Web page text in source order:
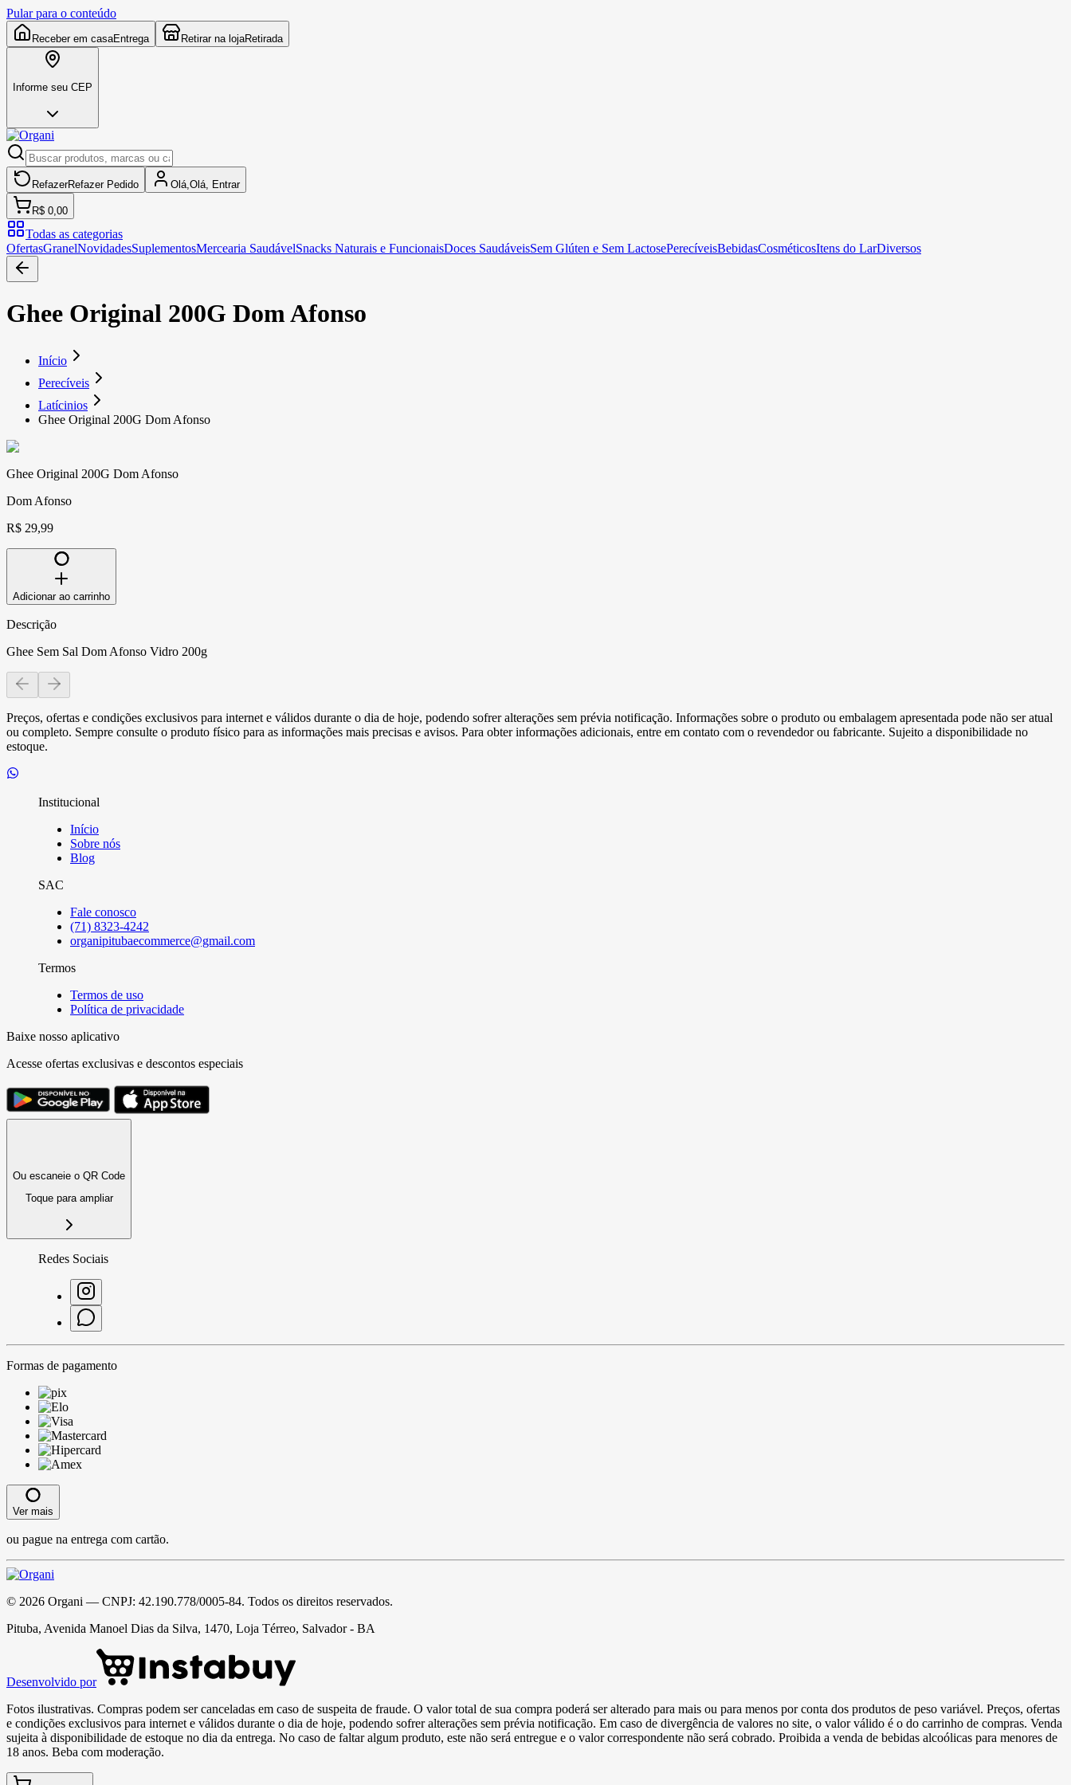
Pular para o conteúdo
Receber em casaEntrega Retirar na lojaRetirada
Informe seu CEP
RefazerRefazer Pedido Olá, Olá, Entrar
R$ 0,00
Todas as categorias
OfertasGranelNovidadesSuplementosMercearia SaudávelSnacks Naturais e FuncionaisDoces SaudáveisSem Glúten e Sem LactosePerecíveisBebidasCosméticosItens do LarDiversos
Ghee Original 200G Dom Afonso
Início
Perecíveis
Latícinios
Ghee Original 200G Dom Afonso
Ghee Original 200G Dom Afonso
Dom Afonso
R$ 29,99
Adicionar ao carrinho
Descrição
Ghee Sem Sal Dom Afonso Vidro 200g
Preços, ofertas e condições exclusivos para internet e válidos durante o dia de hoje, podendo sofrer alterações sem prévia notificação. Informações sobre o produto ou embalagem apresentada pode não ser atual
ou completo. Sempre consulte o produto físico para as informações mais precisas e avisos. Para obter informações adicionais, entre em contato com o revendedor ou fabricante. Sujeito a disponibilidade no
estoque.
Institucional
Início
Sobre nós
Blog
SAC
Fale conosco
(71) 8323-4242
organipitubaecommerce@gmail.com
Termos
Termos de uso
Política de privacidade
Baixe nosso aplicativo
Acesse ofertas exclusivas e descontos especiais
Ou escaneie o QR Code
Toque para ampliar
Redes Sociais
Formas de pagamento
Ver mais
ou pague na entrega com cartão.
© 2026 Organi — CNPJ: 42.190.778/0005-84. Todos os direitos reservados.
Pituba, Avenida Manoel Dias da Silva, 1470, Loja Térreo, Salvador - BA
Desenvolvido por
Fotos ilustrativas. Compras podem ser canceladas em caso de suspeita de fraude. O valor total de sua compra poderá ser alterado para mais ou para menos por conta dos produtos de peso variável. Preços, ofertas
e condições exclusivos para internet e válidos durante o dia de hoje, podendo sofrer alterações sem prévia notificação. Em caso de divergência de valores no site, o valor válido é o do carrinho de compras. Venda
sujeita à disponibilidade de estoque no dia da entrega. No caso de faltar algum produto, este não será entregue e o valor correspondente não será cobrado. Proibida a venda de bebidas alcoólicas para menores de
18 anos. Beba com moderação.